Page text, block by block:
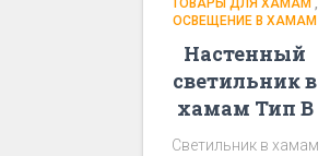
ТОВАРЫ ДЛЯ ХАМАМ ,
ОСВЕЩЕНИЕ В ХАМАМ
Настенный
светильник в
хамам Тип В
Светильник в хамам